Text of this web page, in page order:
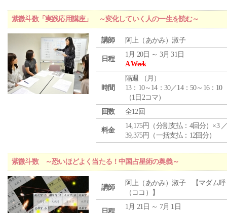
紫微斗数「実践応用講座」 ～変化していく人の一生を読む～
講師 阿上（あかみ）淑子
日程
1月 20日 ～ 3月 31日
A Week
時間
隔週 （ 月 ）
13：10～14：30／14：50～16：10
（1日2コマ）
回数
全12回
料金
14,175円（分割支払：4回分）×3
39,375円（一括支払：12回分）
紫微斗数 ～恐いほどよく当たる！中国占星術の奥義～
講師
阿上（あかみ）淑子 【マダム呼
（ココ）】
日程
1月 21日 ～ 7月 1日